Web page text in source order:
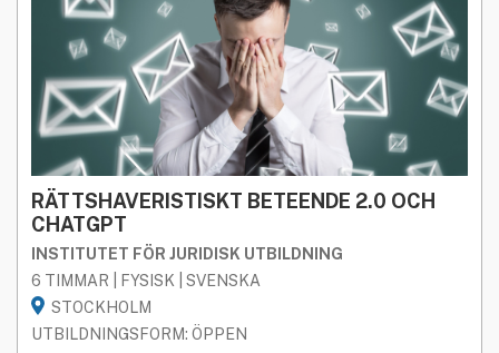
RÄTTSHAVERISTISKT BETEENDE 2.0 OCH
CHATGPT
INSTITUTET FÖR JURIDISK UTBILDNING
6 TIMMAR | FYSISK | SVENSKA
STOCKHOLM
UTBILDNINGSFORM: ÖPPEN